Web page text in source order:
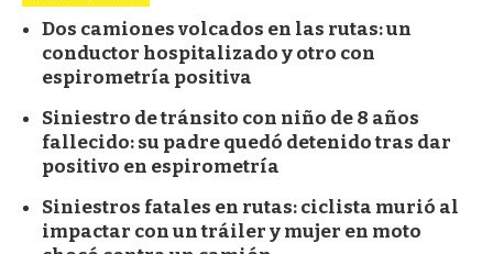
Dos camiones volcados en las rutas: un
conductor hospitalizado y otro con
espirometría positiva
Siniestro de tránsito con niño de 8 años
fallecido: su padre quedó detenido tras dar
positivo en espirometría
Siniestros fatales en rutas: ciclista murió al
impactar con un tráiler y mujer en moto